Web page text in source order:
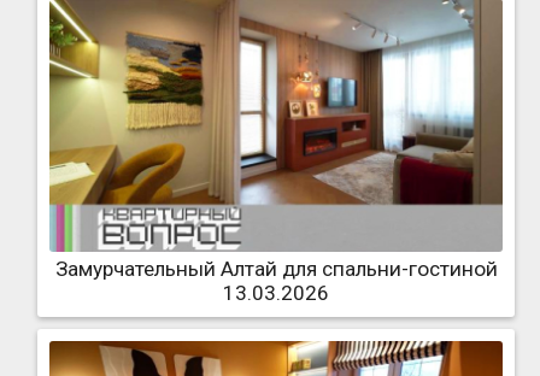
Замурчательный Алтай для спальни-гостиной
13.03.2026